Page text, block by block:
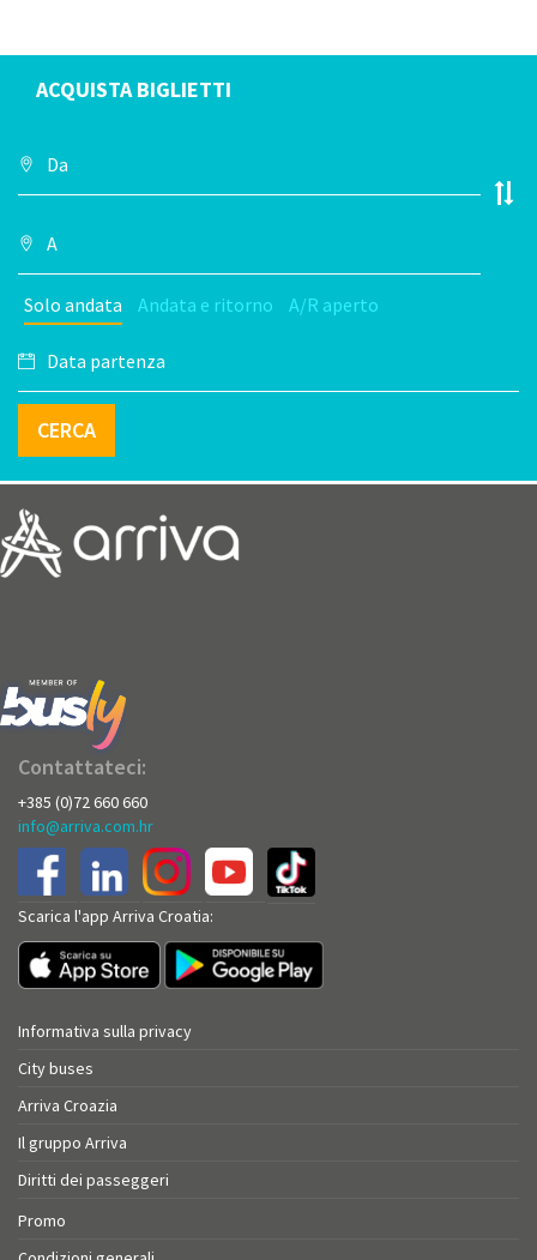
ACQUISTA BIGLIETTI
Solo andata Andata e ritorno A/R aperto
CERCA
Contattateci:
+385 (0)72 660 660
info@arriva.com.hr
Scarica l'app Arriva Croatia:
Informativa sulla privacy
City buses
Arriva Croazia
Il gruppo Arriva
Diritti dei passeggeri
Promo